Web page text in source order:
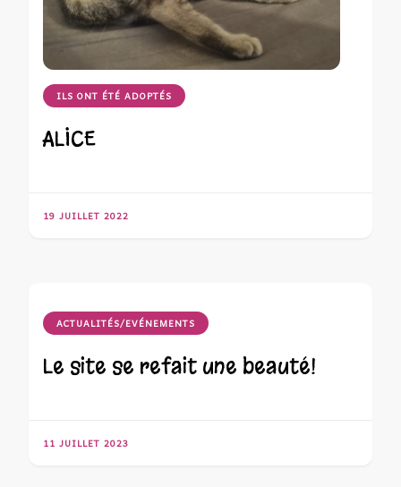
ILS ONT ÉTÉ ADOPTÉS
ALICE
19 JUILLET 2022
ACTUALITÉS/EVÉNEMENTS
Le site se refait une beauté!
11 JUILLET 2023